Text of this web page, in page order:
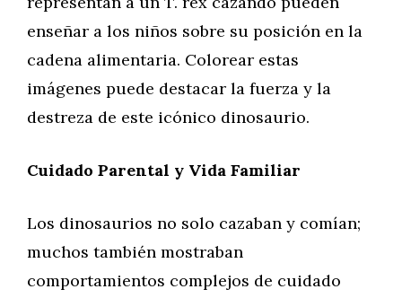
enseñar a los niños sobre su posición en la
cadena alimentaria. Colorear estas
imágenes puede destacar la fuerza y la
destreza de este icónico dinosaurio.
Cuidado Parental y Vida Familiar
Los dinosaurios no solo cazaban y comían;
muchos también mostraban
comportamientos complejos de cuidado